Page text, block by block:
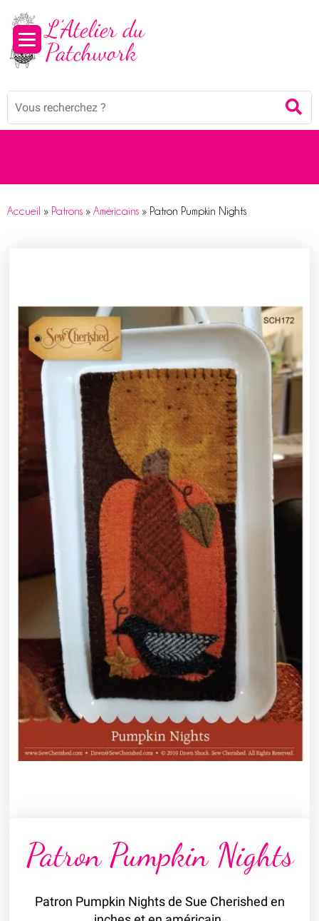
Mots
Accueil » Patrons » Américains » Patron Pumpkin Nights
Patron Pumpkin Nights
Patron Pumpkin Nights de Sue Cherished en
Panneau de gestion des cookies